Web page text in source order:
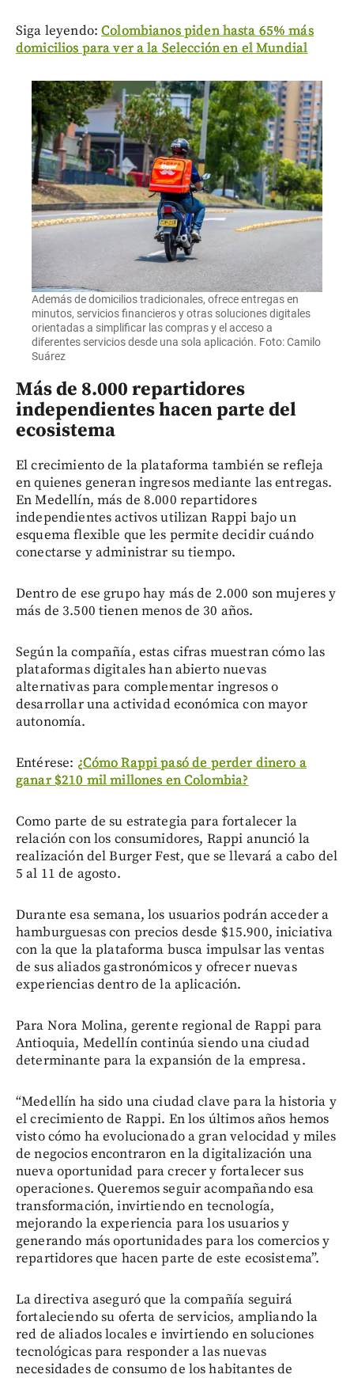
Siga leyendo:Colombianos piden hasta 65% más
domicilios para ver a la Selección en el Mundial
Además de domicilios tradicionales, ofrece entregas en
minutos, servicios financieros y otras soluciones digitales
orientadas a simplificar las compras y el acceso a
diferentes servicios desde una sola aplicación. Foto: Camilo
Suárez
Más de 8.000 repartidores
independientes hacen parte del
ecosistema
El crecimiento de la plataforma también se refleja
en quienes generan ingresos mediante las entregas.
En Medellín, más de 8.000 repartidores
independientes activos utilizan Rappi bajo un
esquema flexible que les permite decidir cuándo
conectarse y administrar su tiempo.
Dentro de ese grupo hay más de 2.000 son mujeres y
más de 3.500 tienen menos de 30 años.
Según la compañía, estas cifras muestran cómo las
plataformas digitales han abierto nuevas
alternativas para complementar ingresos o
desarrollar una actividad económica con mayor
autonomía.
Entérese: ¿Cómo Rappi pasó de perder dinero a
ganar $210 mil millones en Colombia?
Como parte de su estrategia para fortalecer la
relación con los consumidores, Rappi anunció la
realización del Burger Fest, que se llevará a cabo del
5 al 11 de agosto.
Durante esa semana, los usuarios podrán acceder a
hamburguesas con precios desde $15.900, iniciativa
con la que la plataforma busca impulsar las ventas
de sus aliados gastronómicos y ofrecer nuevas
experiencias dentro de la aplicación.
Para Nora Molina, gerente regional de Rappi para
Antioquia, Medellín continúa siendo una ciudad
determinante para la expansión de la empresa.
“Medellín ha sido una ciudad clave para la historia y
el crecimiento de Rappi. En los últimos años hemos
visto cómo ha evolucionado a gran velocidad y miles
de negocios encontraron en la digitalización una
nueva oportunidad para crecer y fortalecer sus
operaciones. Queremos seguir acompañando esa
transformación, invirtiendo en tecnología,
mejorando la experiencia para los usuarios y
generando más oportunidades para los comercios y
repartidores que hacen parte de este ecosistema”.
La directiva aseguró que la compañía seguirá
fortaleciendo su oferta de servicios, ampliando la
red de aliados locales e invirtiendo en soluciones
tecnológicas para responder a las nuevas
necesidades de consumo de los habitantes de